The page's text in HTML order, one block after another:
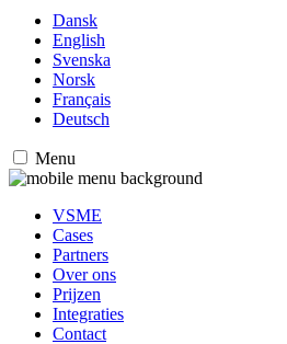
Dansk
English
Svenska
Norsk
Français
Deutsch
Menu
VSME
Cases
Partners
Over ons
Prijzen
Integraties
Contact